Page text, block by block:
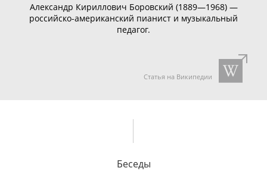
Александр Кириллович Боровский (1889—1968) —
российско-американский пианист и музыкальный
педагог.
Статья на Википедии
Беседы